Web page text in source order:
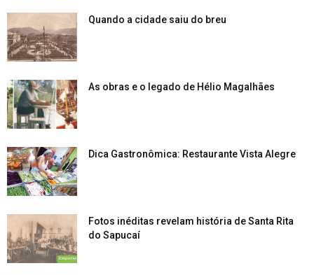
Quando a cidade saiu do breu
As obras e o legado de Hélio Magalhães
Dica Gastronômica: Restaurante Vista Alegre
Fotos inéditas revelam história de Santa Rita
do Sapucaí